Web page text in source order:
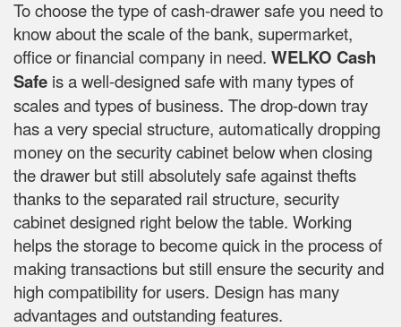
To choose the type of cash-drawer safe you need to
know about the scale of the bank, supermarket,
office or financial company in need. WELKO Cash
Safe is a well-designed safe with many types of
scales and types of business. The drop-down tray
has a very special structure, automatically dropping
money on the security cabinet below when closing
the drawer but still absolutely safe against thefts
thanks to the separated rail structure, security
cabinet designed right below the table. Working
helps the storage to become quick in the process of
making transactions but still ensure the security and
high compatibility for users. Design has many
advantages and outstanding features.